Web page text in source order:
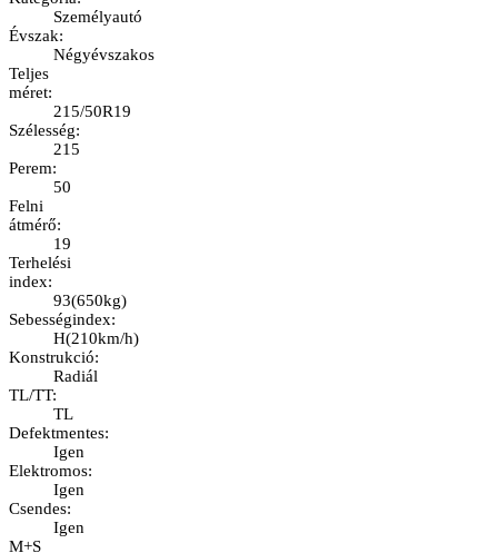
Személyautó
Évszak:
Négyévszakos
Teljes
méret:
215/50R19
Szélesség:
215
Perem:
50
Felni
átmérő:
19
Terhelési
index:
93(650kg)
Sebességindex:
H(210km/h)
Konstrukció:
Radiál
TL/TT:
TL
Defektmentes:
Igen
Elektromos:
Igen
Csendes:
Igen
M+S